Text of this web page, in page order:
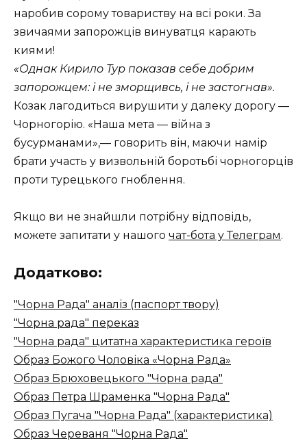
наробив сорому товариству на всі роки. За
звичаями запорожців винуватця карають
киями!
«Однак Кирило Тур показав себе добрим
запорожцем: і не зморщивсь, і не застогнав».
Козак лагодиться вирушити у далеку дорогу —
Чорногорію. «Наша мета — війна з
бусурманами»,— говорить він, маючи намір
брати участь у визвольній боротьбі чорногорців
проти турецького гноблення.
Якщо ви не знайшли потрібну відповідь,
можете запитати у нашого чат-бота у Телеграм.
Додатково:
"Чорна Рада" аналіз (паспорт твору)
"Чорна рада" переказ
"Чорна рада" цитатна характеристика героїв
Образ Божого Чоловіка «Чорна Рада»
Образ Брюховецького "Чорна рада"
Образ Петра Шраменка "Чорна Рада"
Образ Пугача "Чорна Рада" (характеристика)
Образ Череваня "Чорна Рада"